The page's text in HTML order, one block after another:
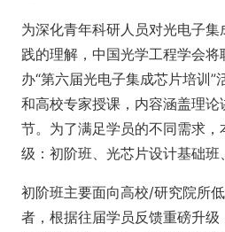
为深化青年科研人员对光电子
践的理解，中国光学工程学会
办“第六届光电子集成芯片培训
和高校专家授课，内容涵盖理
节。为了满足学员的不同需求
级：初阶班、光芯片设计基础班
初阶班主要面向高校/研究院所
者，根据往届学员反馈重磅升级